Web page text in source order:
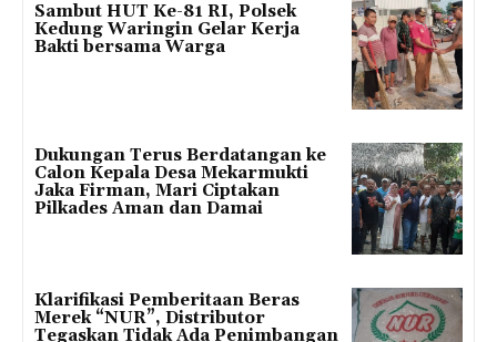
Sambut HUT Ke-81 RI, Polsek
Kedung Waringin Gelar Kerja
Bakti bersama Warga
Dukungan Terus Berdatangan ke
Calon Kepala Desa Mekarmukti
Jaka Firman, Mari Ciptakan
Pilkades Aman dan Damai
Klarifikasi Pemberitaan Beras
Merek “NUR”, Distributor
Tegaskan Tidak Ada Penimbangan